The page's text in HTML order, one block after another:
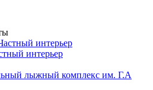
интерьер